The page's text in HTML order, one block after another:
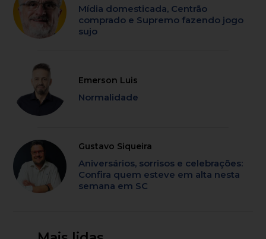
Mídia domesticada, Centrão
comprado e Supremo fazendo jogo
sujo
Emerson Luis
Normalidade
Gustavo Siqueira
Aniversários, sorrisos e celebrações:
Confira quem esteve em alta nesta
semana em SC